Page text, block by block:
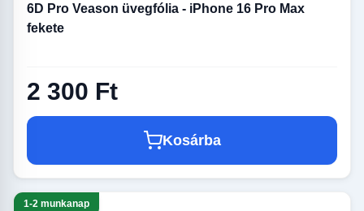
6D Pro Veason üvegfólia - iPhone 16 Pro Max
fekete
2 300 Ft
Kosárba
1-2 munkanap